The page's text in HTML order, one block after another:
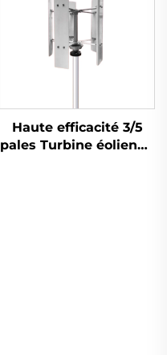
Haute efficacité 3/5
pales Turbine éolienne